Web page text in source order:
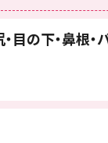
目の下・鼻根・